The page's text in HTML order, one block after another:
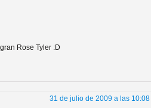
peligro de
Rose Tyler :D
31 de julio de 2009 a las 10:08